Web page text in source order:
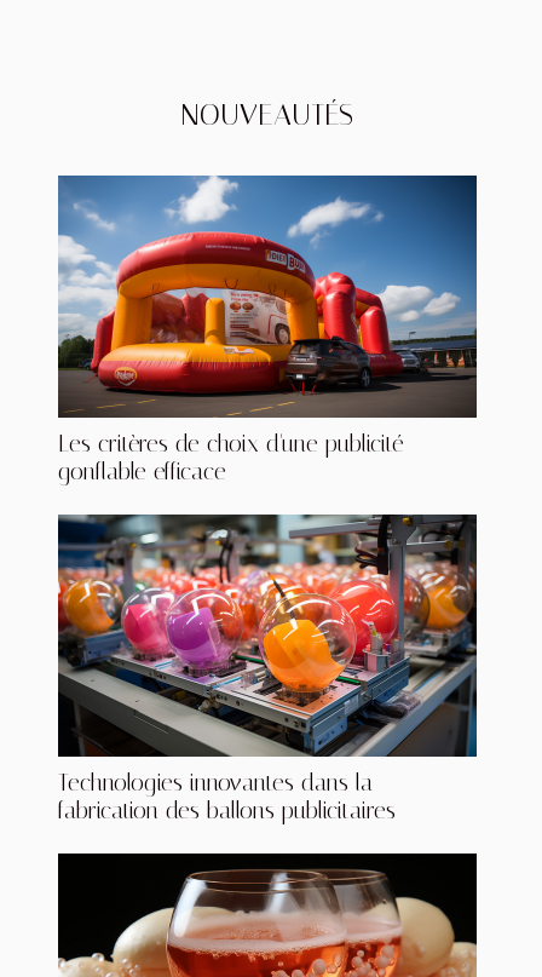
NOUVEAUTÉS
Les critères de choix d'une publicité
gonflable efficace
Technologies innovantes dans la
fabrication des ballons publicitaires